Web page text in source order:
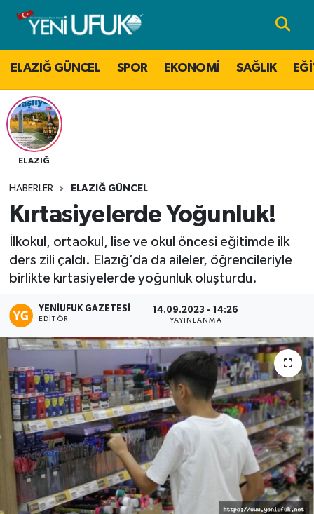
ELAZIĞ GÜNCEL SPOR EKONOMİ SAĞLIK
ELAZIĞ
HABERLER ELAZIĞ GÜNCEL
Kırtasiyelerde Yoğunluk!
İlkokul, ortaokul, lise ve okul öncesi eğitimde ilk
ders zili çaldı. Elazığ’da da aileler, öğrencileriyle
birlikte kırtasiyelerde yoğunluk oluşturdu.
YENIUFUK GAZETESI
EDITÖR
14.09.2023 - 14:26
YAYINLANMA
Nöbetçi Eczaneler
Hava Durumu
Namaz Vakitleri
Trafik Durumu
Son Dakika Haberleri
Haber Arşivi